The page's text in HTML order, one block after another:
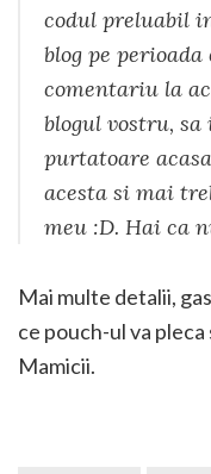
codul preluabil
blog pe
comentariu la
blogul vostru,
purtatoare
acesta si mai
meu :D. Hai ca
Mai multe detalii,
ce pouch-ul va
Mamicii.